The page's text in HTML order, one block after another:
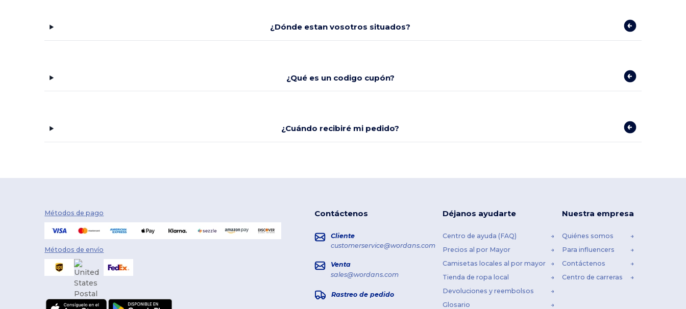
¿Dónde estan vosotros situados?
¿Qué es un codigo cupón?
¿Cuándo recibiré mi pedido?
Métodos de pago
Métodos de envío
Contáctenos
Cliente
customerservice@wordans.com
Venta
sales@wordans.com
Rastreo de pedido
Déjanos ayudarte
Centro de ayuda (FAQ)
Precios al por Mayor
Camisetas locales al por mayor
Tienda de ropa local
Devoluciones y reembolsos
Glosario
Nuestra empresa
Quiénes somos
Para influencers
Contáctenos
Centro de carreras